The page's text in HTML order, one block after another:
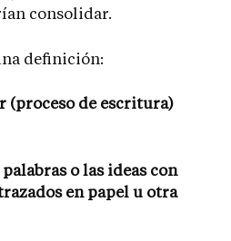
consolidar.
definición:
(proceso de escritura)
o las ideas con
en papel u otra